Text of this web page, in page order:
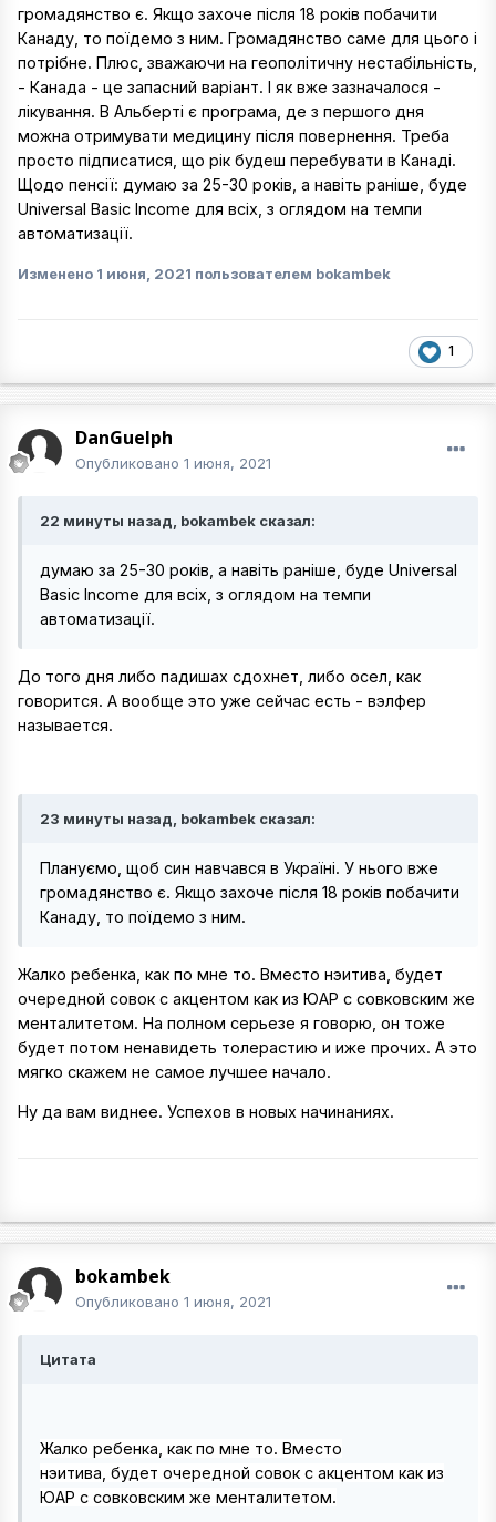
громадянство є. Якщо захоче після 18 років побачити
Канаду, то поїдемо з ним. Громадянство саме для цього і
потрібне. Плюс, зважаючи на геополітичну нестабільність,
- Канада - це запасний варіант. І як вже зазначалося -
лікування. В Альберті є програма, де з першого дня
можна отримувати медицину після повернення. Треба
просто підписатися, що рік будеш перебувати в Канаді.
Щодо пенсії: думаю за 25-30 років, а навіть раніше, буде
Universal Basic Income для всіх, з оглядом на темпи
автоматизації.
Изменено 1 июня, 2021 пользователем bokambek
1
DanGuelph
Опубликовано 1 июня, 2021
22 минуты назад, bokambek сказал:
думаю за 25-30 років, а навіть раніше, буде Universal
Basic Income для всіх, з оглядом на темпи
автоматизації.
До того дня либо падишах сдохнет, либо осел, как
говорится. А вообще это уже сейчас есть - вэлфер
называется.
23 минуты назад, bokambek сказал:
Плануємо, щоб син навчався в Україні. У нього вже
громадянство є. Якщо захоче після 18 років побачити
Канаду, то поїдемо з ним.
Жалко ребенка, как по мне то. Вместо нэитива, будет
очередной совок с акцентом как из ЮАР с совковским же
менталитетом. На полном серьезе я говорю, он тоже
будет потом ненавидеть толерастию и иже прочих. А это
мягко скажем не самое лучшее начало.
Ну да вам виднее. Успехов в новых начинаниях.
bokambek
Опубликовано 1 июня, 2021
Цитата
Жалко ребенка, как по мне то. Вместо
нэитива, будет очередной совок с акцентом как из
ЮАР с совковским же менталитетом.